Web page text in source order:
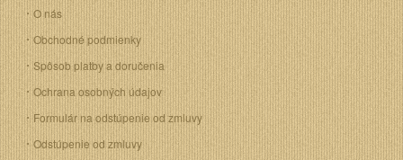
O nás
Obchodné podmienky
Spôsob platby a doručenia
Ochrana osobných údajov
Formulár na odstúpenie od zmluvy
Odstúpenie od zmluvy